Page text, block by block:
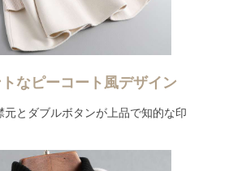
なピーコート風デザイン
元とダブルボタンが上品で知的な印